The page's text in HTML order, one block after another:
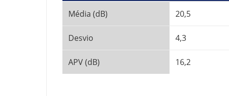
Média (dB) 20,5
Desvio 4,3
APV (dB) 16,2